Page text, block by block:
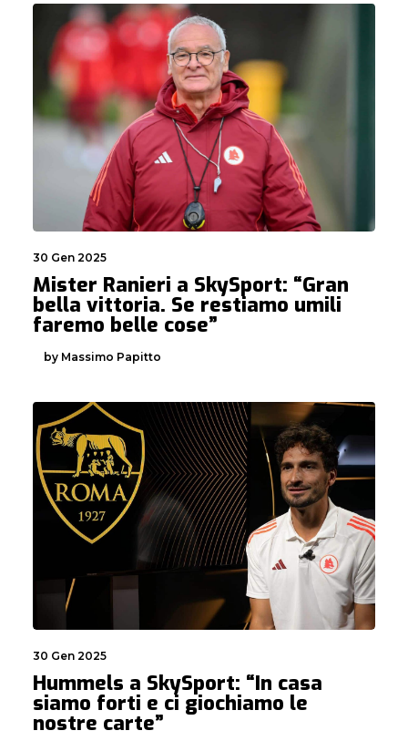
30 Gen 2025
Mister Ranieri a SkySport: “Gran
bella vittoria. Se restiamo umili
faremo belle cose”
by Massimo Papitto
30 Gen 2025
Hummels a SkySport: “In casa
siamo forti e ci giochiamo le
nostre carte”